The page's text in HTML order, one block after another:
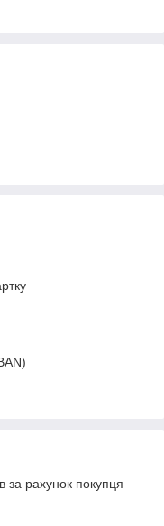
за рахунок покупця